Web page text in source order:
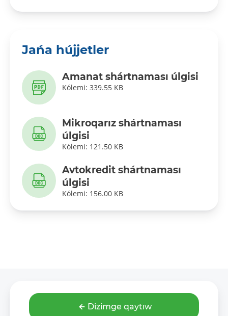
Jańa hújjetler
Amanat shártnaması úlgisi
Kólemi: 339.55 KB
Mikroqarız shártnaması
úlgisi
Kólemi: 121.50 KB
Avtokredit shártnaması
úlgisi
Kólemi: 156.00 KB
Dizimge qaytıw